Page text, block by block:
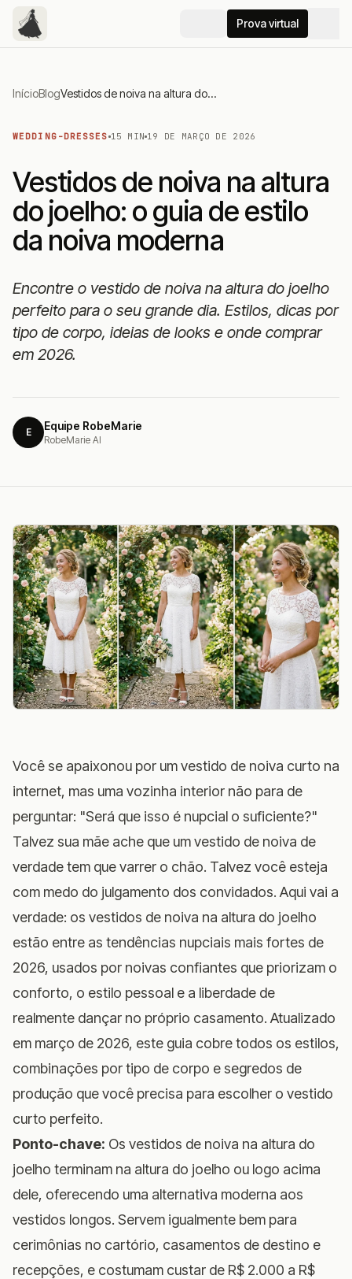
Prova virtual
InícioBlog Vestidos de noiva na altura do joelho: o guia de estilo da noiva moderna
WEDDING-DRESSES 15 MIN 19 DE MARÇO DE 2026
Vestidos de noiva na altura
do joelho: o guia de estilo
da noiva moderna
Encontre o vestido de noiva na altura do joelho
perfeito para o seu grande dia. Estilos, dicas por
tipo de corpo, ideias de looks e onde comprar
em 2026.
E Equipe RobeMarie
RobeMarie AI
Você se apaixonou por um vestido de noiva curto na
internet, mas uma vozinha interior não para de
perguntar: "Será que isso é nupcial o suficiente?"
Talvez sua mãe ache que um vestido de noiva de
verdade tem que varrer o chão. Talvez você esteja
com medo do julgamento dos convidados. Aqui vai a
verdade: os vestidos de noiva na altura do joelho
estão entre as tendências nupciais mais fortes de
2026, usados por noivas confiantes que priorizam o
conforto, o estilo pessoal e a liberdade de
realmente dançar no próprio casamento. Atualizado
em março de 2026, este guia cobre todos os estilos,
combinações por tipo de corpo e segredos de
produção que você precisa para escolher o vestido
curto perfeito.
Ponto-chave: Os vestidos de noiva na altura do
joelho terminam na altura do joelho ou logo acima
dele, oferecendo uma alternativa moderna aos
vestidos longos. Servem igualmente bem para
cerimônias no cartório, casamentos de destino e
recepções, e costumam custar de R$ 2.000 a R$